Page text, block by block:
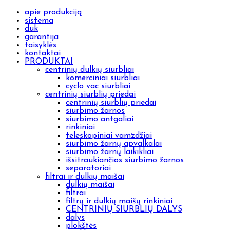
apie produkciją
sistema
duk
garantija
taisyklės
kontaktai
PRODUKTAI
centrinių dulkių siurbliai
komerciniai siurbliai
cyclo vac siurbliai
centrinių siurblių priedai
centrinių siurblių priedai
siurbimo žarnos
siurbimo antgaliai
rinkiniai
teleskopiniai vamzdžiai
siurbimo žarnų apvalkalai
siurbimo žarnų laikikliai
išsitraukiančios siurbimo žarnos
separatoriai
filtrai ir dulkių maišai
dulkių maišai
filtrai
filtrų ir dulkių maišų rinkiniai
CENTRINIŲ SIURBLIŲ DALYS
dalys
plokštės